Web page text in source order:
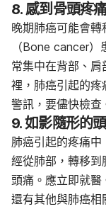
8. 感到骨頭疼
晚期肺癌可能會
（Bone cancer
常集中在背部、
裡，肺癌引起的疼
警訊，要儘快檢查
9. 如影隨形的
肺癌引起的疼痛中
經從肺部，轉移
頭痛。應立即就醫
還有其他與肺癌相